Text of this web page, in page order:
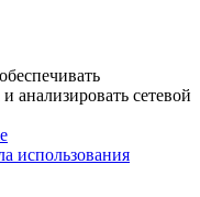
анализировать сетевой
использования